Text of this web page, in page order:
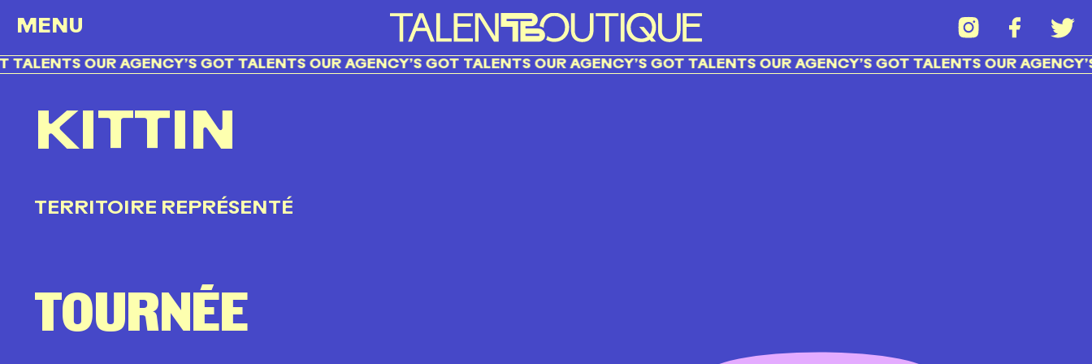
MENU
OUR AGENCY’S GOT TALENTS OUR AGENCY’S GOT TALENTS OUR AGENCY’S GOT TALENTS OUR AGENCY’S GOT TALENTS OUR
KITTIN
TERRITOIRE REPRÉSENTÉ
TOURNÉE